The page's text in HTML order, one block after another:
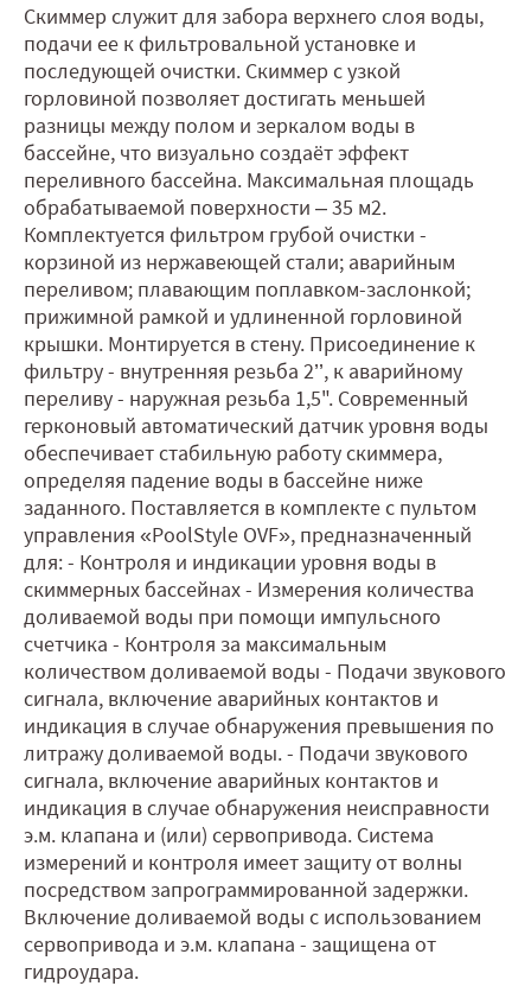
Скиммер служит для забора верхнего слоя воды,
подачи ее к фильтровальной установке и
последующей очистки. Скиммер с узкой
горловиной позволяет достигать меньшей
разницы между полом и зеркалом воды в
бассейне, что визуально создаёт эффект
переливного бассейна. Максимальная площадь
обрабатываемой поверхности – 35 м2.
Комплектуется фильтром грубой очистки -
корзиной из нержавеющей стали; аварийным
переливом; плавающим поплавком-заслонкой;
прижимной рамкой и удлиненной горловиной
крышки. Монтируется в стену. Присоединение к
фильтру - внутренняя резьба 2’’, к аварийному
переливу - наружная резьба 1,5". Современный
герконовый автоматический датчик уровня воды
обеспечивает стабильную работу скиммера,
определяя падение воды в бассейне ниже
заданного. Поставляется в комплекте с пультом
управления «PoolStyle OVF», предназначенный
для: - Контроля и индикации уровня воды в
скиммерных бассейнах - Измерения количества
доливаемой воды при помощи импульсного
счетчика - Контроля за максимальным
количеством доливаемой воды - Подачи звукового
сигнала, включение аварийных контактов и
индикация в случае обнаружения превышения по
литражу доливаемой воды. - Подачи звукового
сигнала, включение аварийных контактов и
индикация в случае обнаружения неисправности
э.м. клапана и (или) сервопривода. Система
измерений и контроля имеет защиту от волны
посредством запрограммированной задержки.
Включение доливаемой воды с использованием
сервопривода и э.м. клапана - защищена от
гидроудара.